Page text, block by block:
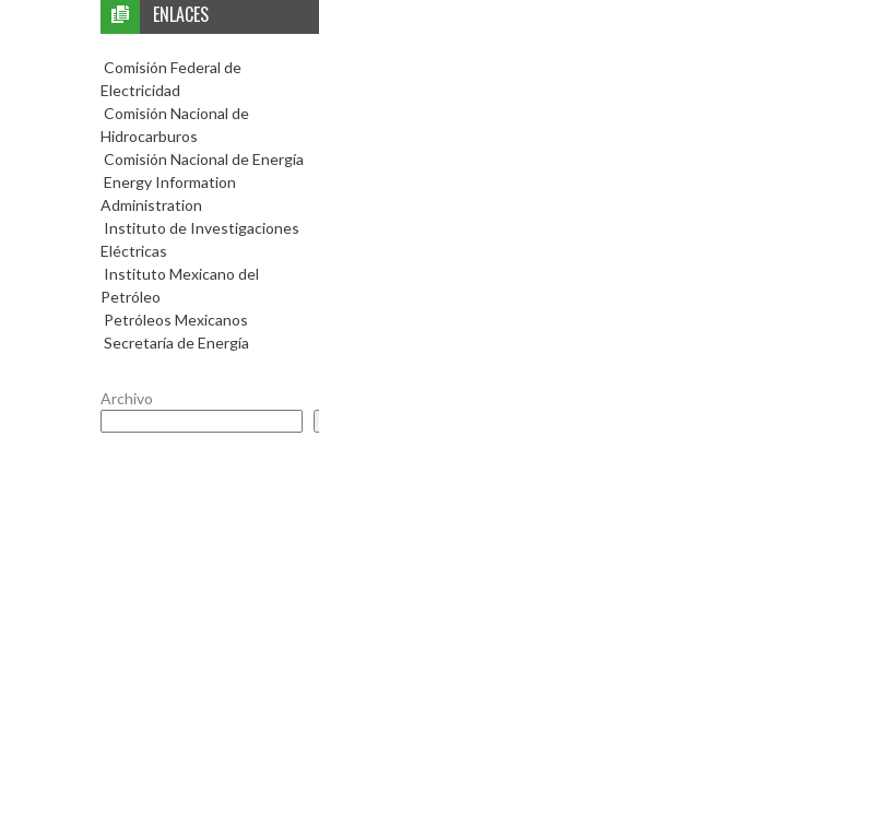
ENLACES
Comisión Federal de
Electricidad
Comisión Nacional de
Hidrocarburos
Comisión Nacional de Energía
Energy Information
Administration
Instituto de Investigaciones
Eléctricas
Instituto Mexicano del
Petróleo
Petróleos Mexicanos
Secretaría de Energía
Archivo